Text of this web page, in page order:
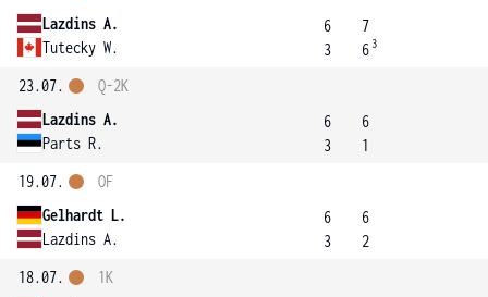
Lazdins A.
Tutecky W.
6
3
7
6 3
23.07.
Lazdins A.
Parts R.
Q-2K
6
3
6
1
19.07.
Gelhardt L.
Lazdins A.
OF
6
3
6
2
18.07.
1K